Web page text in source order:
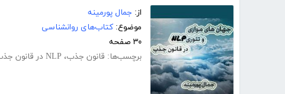
از: جمال پورمینه
موضوع: کتاب‌های روانشناسی
۳۰ صفحه
برچسب‌ها: قانون جذب، NLP در قانون جذب